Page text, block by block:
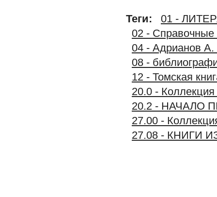
Теги:
01 -
02 - Справочные
04 - Адрианов А.
08 -
12 - Томская
20.0 -
20.2 - НАЧАЛО
27.00 -
27.08 - КНИГИ